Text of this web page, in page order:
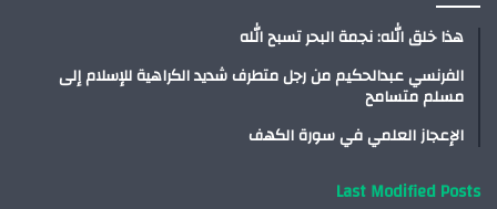
هذا خلق الله: نجمة البحر تسبح الله
الفرنسي عبدالحكيم من رجل متطرف شديد الكراهية للإسلام إلى
مسلم متسامح
الإعجاز العلمي في سورة الكهف
Last Modified Posts